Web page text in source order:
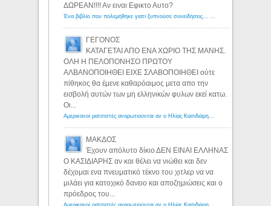
ΔΩΡΕΑΝ!!!! Αν ειναι Εφικτο Αυτο?
ΓΕΓΟΝΟΣ
ΚΑΤΑΓΕΤΑΙ ΑΠΟ ΕΝΑ ΧΩΡΙΟ ΤΗΣ ΜΑΝΗΣ.
ΟΛΗ Η ΠΕΛΟΠΟΝΗΣΟ ΠΡΩΤΟΥ
ΑΛΒΑΝΟΠΟΙΗΘΕΙ ΕΙΧΕ ΣΛΑΒΟΠΟΙΗΘΕΙ ούτε
πίθηκος θα έμενε καθαρόαιμος μετα απο την
εισβολή αυτών των μη ελληνικών φυλων εκεί κατω.
Οι...
ΜΑΚΔΟΣ
Έχουν απόλυτο δίκιο ΔΕΝ ΕΙΝΑΙ ΕΛΛΗΝΑΣ
Ο ΚΑΣΙΔΙΑΡΗΣ αν και θέλει να νιώθει και δεν
δέχομαι ενα πνευματικό τέκνο του χιτλερ να να
μιλάει για κατοχικό δανειο και αποζημιώσεις και ο
πρόεδρος του...